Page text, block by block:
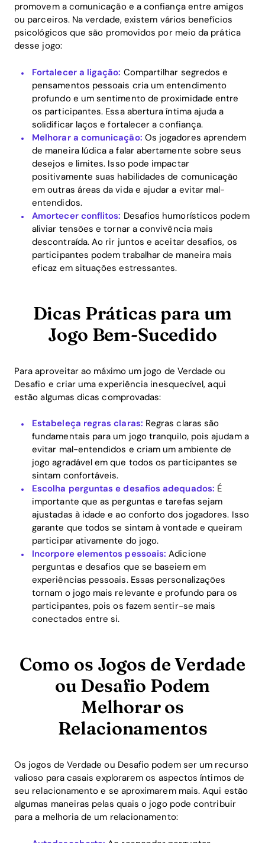
promovem a comunicação e a confiança entre amigos
ou parceiros. Na verdade, existem vários benefícios
psicológicos que são promovidos por meio da prática
desse jogo:
Fortalecer a ligação: Compartilhar segredos e
pensamentos pessoais cria um entendimento
profundo e um sentimento de proximidade entre
os participantes. Essa abertura íntima ajuda a
solidificar laços e fortalecer a confiança.
Melhorar a comunicação: Os jogadores aprendem
de maneira lúdica a falar abertamente sobre seus
desejos e limites. Isso pode impactar
positivamente suas habilidades de comunicação
em outras áreas da vida e ajudar a evitar mal-
entendidos.
Amortecer conflitos: Desafios humorísticos podem
aliviar tensões e tornar a convivência mais
descontraída. Ao rir juntos e aceitar desafios, os
participantes podem trabalhar de maneira mais
eficaz em situações estressantes.
Dicas Práticas para um
Jogo Bem-Sucedido
Para aproveitar ao máximo um jogo de Verdade ou
Desafio e criar uma experiência inesquecível, aqui
estão algumas dicas comprovadas:
Estabeleça regras claras: Regras claras são
fundamentais para um jogo tranquilo, pois ajudam a
evitar mal-entendidos e criam um ambiente de
jogo agradável em que todos os participantes se
sintam confortáveis.
Escolha perguntas e desafios adequados: É
importante que as perguntas e tarefas sejam
ajustadas à idade e ao conforto dos jogadores. Isso
garante que todos se sintam à vontade e queiram
participar ativamente do jogo.
Incorpore elementos pessoais: Adicione
perguntas e desafios que se baseiem em
experiências pessoais. Essas personalizações
tornam o jogo mais relevante e profundo para os
participantes, pois os fazem sentir-se mais
conectados entre si.
Como os Jogos de Verdade
ou Desafio Podem
Melhorar os
Relacionamentos
Os jogos de Verdade ou Desafio podem ser um recurso
valioso para casais explorarem os aspectos íntimos de
seu relacionamento e se aproximarem mais. Aqui estão
algumas maneiras pelas quais o jogo pode contribuir
para a melhoria de um relacionamento: